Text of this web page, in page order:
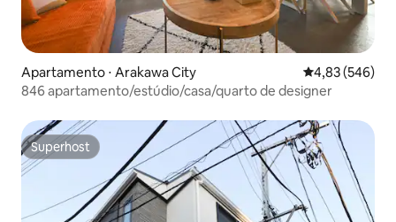
Apartamento ⋅ Arakawa City 4,83 de uma
4,83 (546)
846 apartamento/estúdio/casa/quarto de designer
Superhost
Superhost